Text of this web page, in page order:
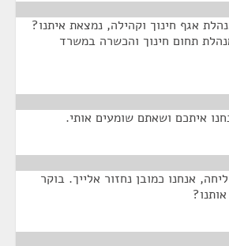
אגף חינוך וקהילה, נמצאת איתנו?
תחום חינוך והכשרה במשרד
איתכם ושאתם שומעים אותי.
אנחנו כמובן נחזור אלייך. בוקר